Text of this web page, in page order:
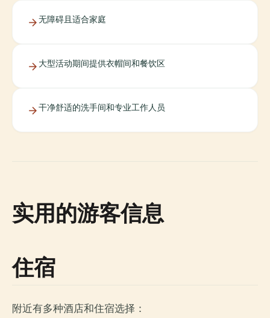
无障碍且适合家庭
大型活动期间提供衣帽间和餐饮区
干净舒适的洗手间和专业工作人员
实用的游客信息
住宿
附近有多种酒店和住宿选择：